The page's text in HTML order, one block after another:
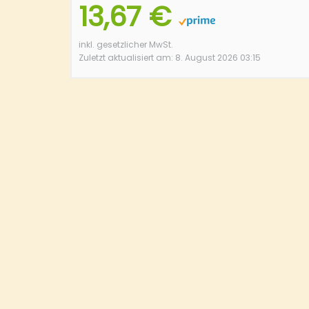
13,67 €
inkl. gesetzlicher MwSt.
Zuletzt aktualisiert am: 8. August 2026 03:15